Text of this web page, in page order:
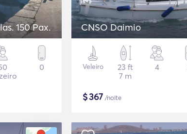
150 Pax.
0
CNSO Daimio
Veleiro
23 ft
7 m
4
$367 /noite